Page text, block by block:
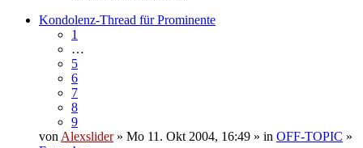
Kondolenz-Thread für Prominente
1
…
5
6
7
8
9
von Alexslider» Mo 11. Okt 2004, 16:49 » in OFF-TOPIC »